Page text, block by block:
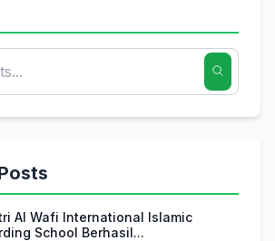
Al Wafi International Islamic
School Berhasil...